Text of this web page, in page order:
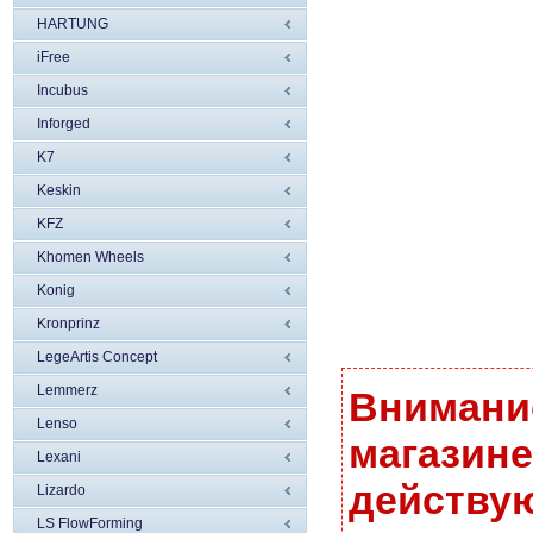
HARTUNG
iFree
Incubus
Inforged
K7
Keskin
KFZ
Khomen Wheels
Konig
Kronprinz
LegeArtis Concept
Lemmerz
Lenso
Lexani
Lizardo
LS FlowForming